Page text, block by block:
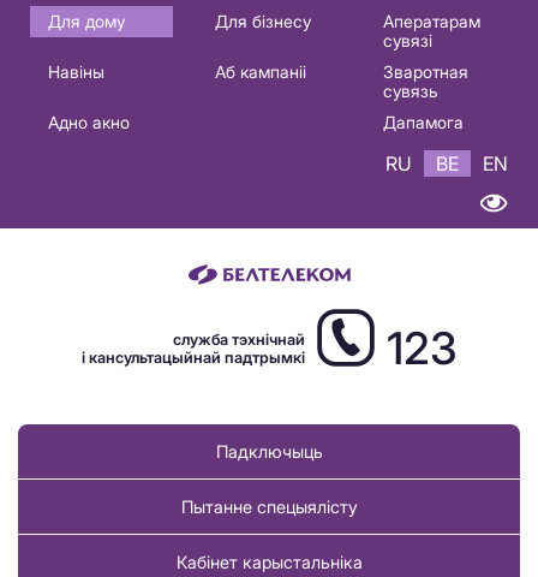
Основная
навигация
Для дому Для бізнесу
Аператарам
сувязі
Навіны
Аб кампаніі
Зваротная
сувязь
Адно акно
Дапамога
RU BE EN
служба тэхнічнай
і кансультацыйнай падтрымкі
123
Падключыць
Пытанне спецыялісту
Кабінет карыстальніка